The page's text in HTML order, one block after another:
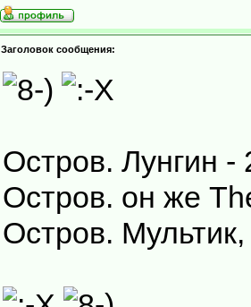
Заголовок сообщения:
Остров. Лунгин -
Остров. он же
Остров.